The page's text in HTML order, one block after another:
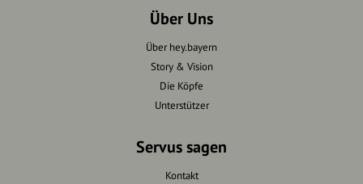
Über Uns
Über hey.bayern
Story & Vision
Die Köpfe
Unterstützer
Servus sagen
Kontakt